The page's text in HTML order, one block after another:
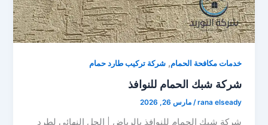
خدمات مكافحة الحمام,شركة تركيب طارد حمام
شركة شبك الحمام للنوافذ
rana elseady
/مارس 26, 2026
شركة شبك الحمام للنوافذ بالرياض | الحل النهائي لطرد